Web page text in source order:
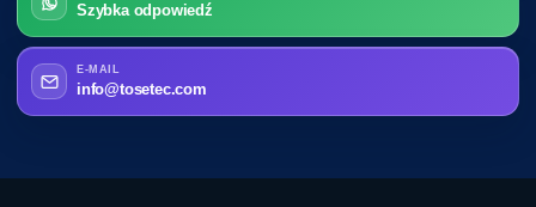
Szybka odpowiedź
E-MAIL
info@tosetec.com